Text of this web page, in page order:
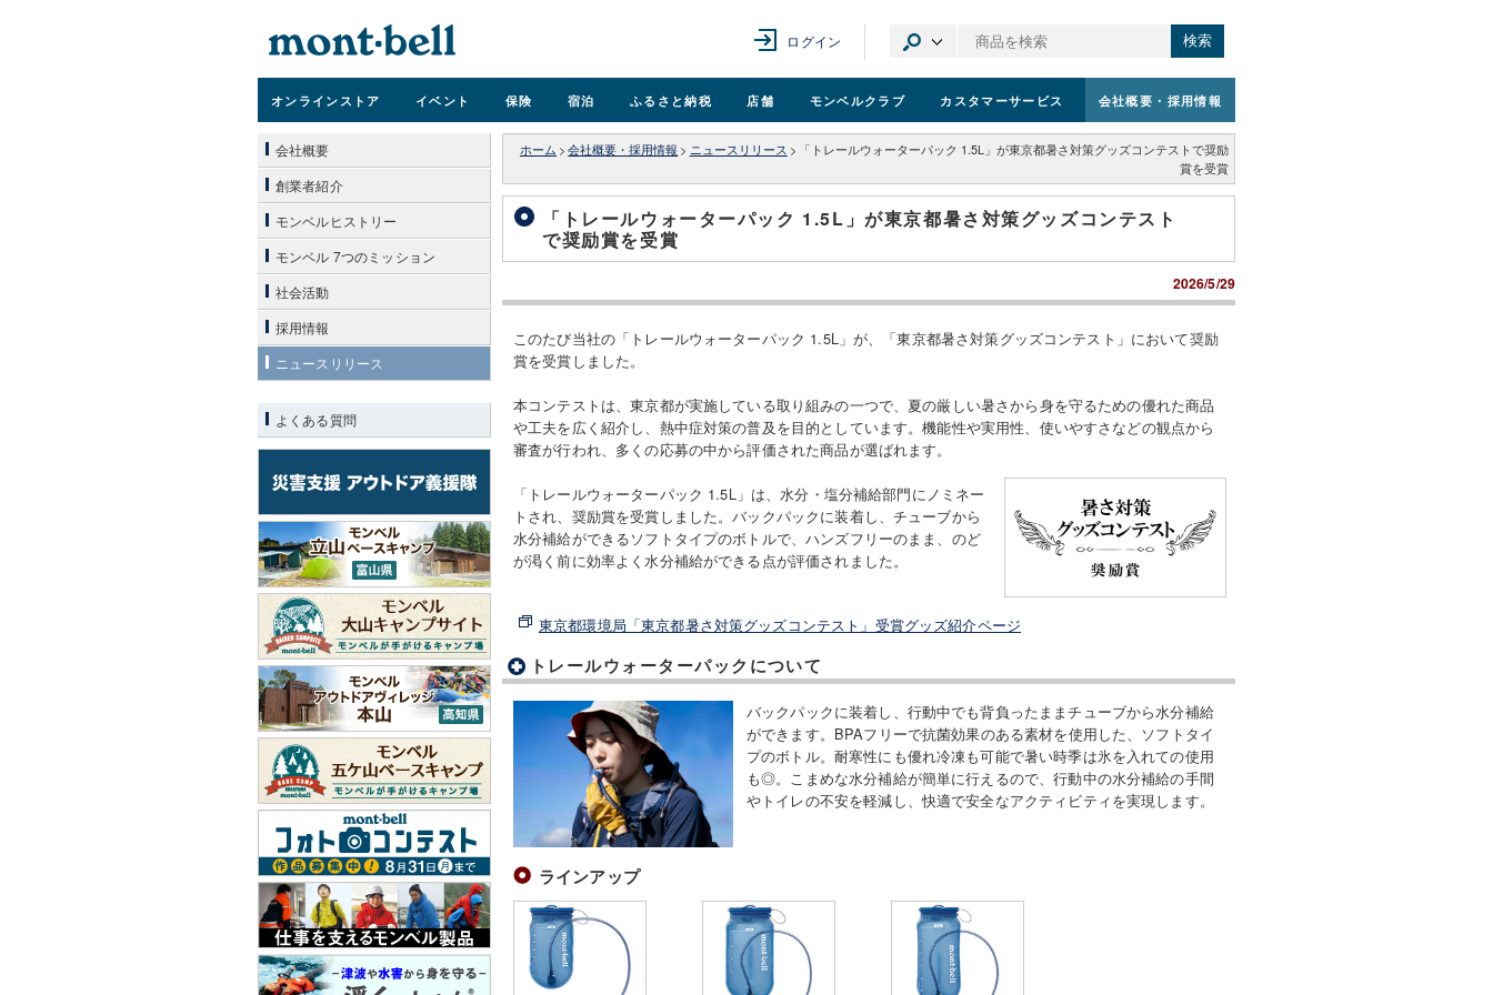
ログイン 検索
オンラインストア イベント 保険 宿泊 ふるさと納税 店舗 モンベルクラブ カスタマーサービス 会社概要 ・採用情報
ホーム > 会社概要・採用情報 > ニュースリリース > 「トレールウォーターパック 1.5L」が東京都暑さ対策グッズコンテストで奨励
賞を受賞
「トレールウォーターパック 1.5L」が東京都暑さ対策グッズコンテスト
で奨励賞を受賞
2026/5/29
このたび当社の「トレールウォーターパック 1.5L」が、「東京都暑さ対策グッズコンテスト」において奨励
賞を受賞しました。
本コンテストは、東京都が実施している取り組みの一つで、夏の厳しい暑さから身を守るための優れた商品
や工夫を広く紹介し、熱中症対策の普及を目的としています。機能性や実用性、使いやすさなどの観点から
審査が行われ、多くの応募の中から評価された商品が選ばれます。
「トレールウォーターパック 1.5L」は、水分・塩分補給部門にノミネー
トされ、奨励賞を受賞しました。バックパックに装着し、チューブから
水分補給ができるソフトタイプのボトルで、ハンズフリーのまま、のど
が渇く前に効率よく水分補給ができる点が評価されました。
東京都環境局「東京都暑さ対策グッズコンテスト」受賞グッズ紹介ページ
トレールウォーターパックについて
バックパックに装着し、行動中でも背負ったままチューブから水分補給
ができます。BPAフリーで抗菌効果のある素材を使用した、ソフトタイ
プのボトル。耐寒性にも優れ冷凍も可能で暑い時季は氷を入れての使用
も◎。こまめな水分補給が簡単に行えるので、行動中の水分補給の手間
やトイレの不安を軽減し、快適で安全なアクティビティを実現します。
ラインアップ
会社概要
創業者紹介
モンベルヒストリー
モンベル 7つのミッション
社会活動
採用情報
ニュースリリース
よくある質問